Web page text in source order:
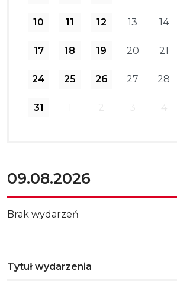
10 11 12 13 14
17 18 19 20 21
24 25 26 27 28
31
09.08.2026
Brak wydarzeń
Tytuł wydarzenia